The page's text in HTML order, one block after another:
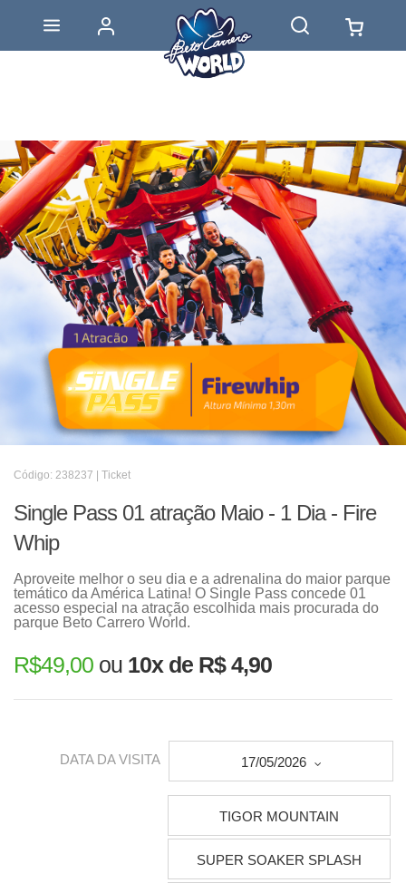
Código: 238237 | Ticket
Single Pass 01 atração Maio - 1 Dia - Fire
Whip
Aproveite melhor o seu dia e a adrenalina do maior parque
temático da América Latina! O Single Pass concede 01
acesso especial na atração escolhida mais procurada do
parque Beto Carrero World.
R$49,00 ou 10x de R$ 4,90
DATA DA VISITA 17/05/2026
TIGOR MOUNTAIN
SUPER SOAKER SPLASH